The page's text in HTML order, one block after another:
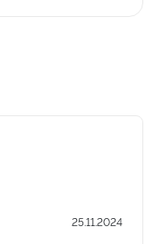
25.11.2024